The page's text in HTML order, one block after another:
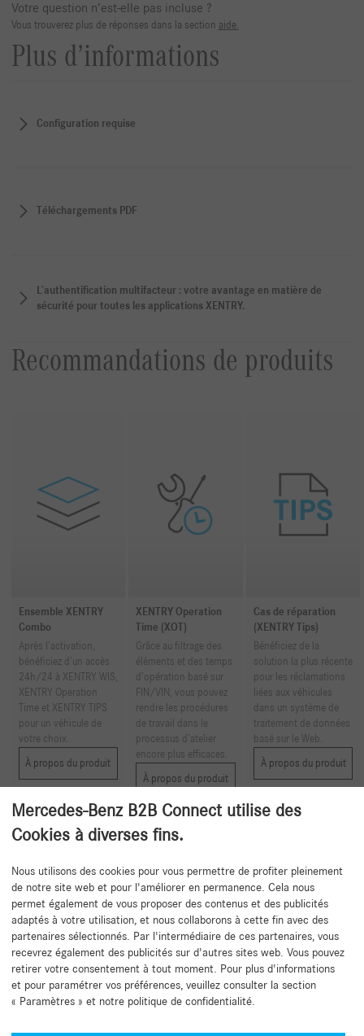
Votre question n’est-elle pas incluse ?
Vous trouverez plus de réponses dans la section aide.
Plus d’informations
Configuration requise
Téléchargements PDF
L’authentification multifacteur : votre avantage en matière de
sécurité pour toutes les applications XENTRY.
Recommandations de produits
Ensemble XENTRY
Combo
Après l’activation,
bénéficiez d’un accès
24h/24 à XENTRY WIS,
XENTRY Operation
Time et XENTRY TIPS
pour un véhicule de
votre choix.
À propos du produit
XENTRY Operation
Time (XOT)
Grâce au filtrage des
éléments et des temps
d’opération basé sur
FIN/VIN, vous pouvez
rendre les procédures
de travail dans le
processus d’atelier
encore plus efficaces.
À propos du produit
Cas de réparation
(XENTRY Tips)
Bénéficiez de la
solution la plus récente
pour les réclamations
liées aux véhicules
dans un système de
traitement de données
basé sur le Web.
À propos du produit
Mercedes-Benz B2B Connect utilise des
Cookies à diverses fins.
Nous utilisons des cookies pour vous permettre de profiter pleinement
de notre site web et pour l'améliorer en permanence. Cela nous
permet également de vous proposer des contenus et des publicités
adaptés à votre utilisation, et nous collaborons à cette fin avec des
partenaires sélectionnés. Par l'intermédiaire de ces partenaires, vous
recevrez également des publicités sur d'autres sites web. Vous pouvez
retirer votre consentement à tout moment. Pour plus d'informations
et pour paramétrer vos préférences, veuillez consulter la section
« Paramètres » et notre politique de confidentialité.
Retour au début
Besoin d'aide ?
Mercedes-Benz Global Training